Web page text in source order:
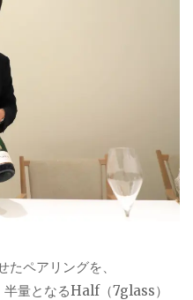
ペアリングを、
量となるHalf（7glass）